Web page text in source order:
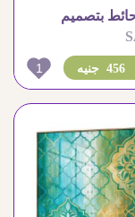
بتصميم
فريد
456 جنيه 1